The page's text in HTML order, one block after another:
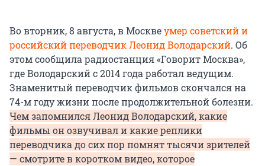
Во вторник, 8 августа, в Москвеумер советский и
российский переводчик Леонид Володарский. Об
этом сообщила радиостанция «Говорит Москва»,
где Володарский с 2014 года работал ведущим.
Знаменитый переводчик фильмов скончался на
74-м году жизни после продолжительной болезни.
Чем запомнился Леонид Володарский, какие
фильмы он озвучивал и какие реплики
переводчика до сих пор помнят тысячи зрителей
— смотрите в коротком видео, которое